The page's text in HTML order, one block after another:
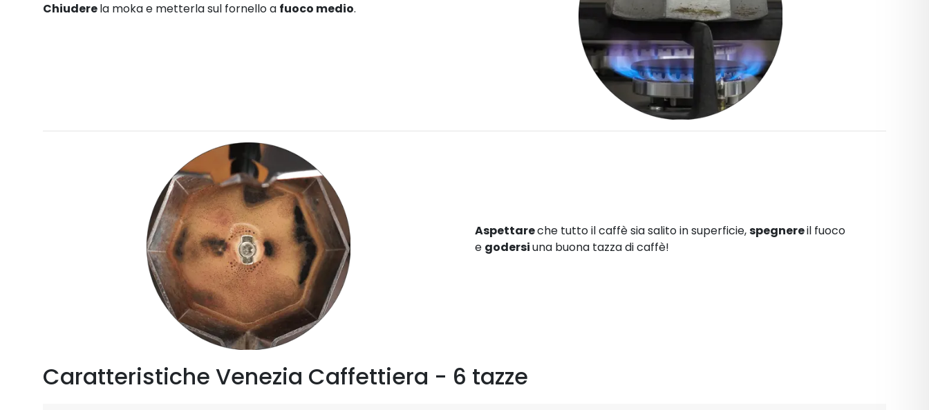
Chiuderela moka e metterla sul fornello a fuoco medio.
Aspettareche tutto il caffè sia salito in superficie,spegnereil fuoco
e godersiuna buona tazza di caffè!
Caratteristiche Venezia Caffettiera - 6 tazze